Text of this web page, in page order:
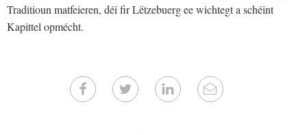
Traditioun matfeieren, déi fir Lëtzebuerg ee wichtegt a schéint
Kapittel opmécht.